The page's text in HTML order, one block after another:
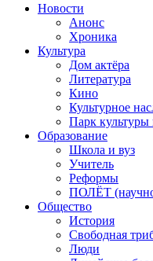
Новости
Анонс
Хроника
Культура
Дом актёра
Литература
Кино
Культурное
Парк культуры
Образование
Школа и вуз
Учитель
Реформы
ПОЛЁТ
Общество
История
Свободная
Люди